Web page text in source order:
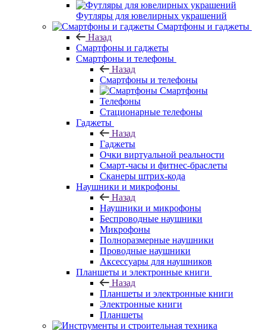
Футляры для ювелирных украшений
Смартфоны и гаджеты
Назад
Смартфоны и гаджеты
Смартфоны и телефоны
Назад
Смартфоны и телефоны
Смартфоны
Телефоны
Стационарные телефоны
Гаджеты
Назад
Гаджеты
Очки виртуальной реальности
Смарт-часы и фитнес-браслеты
Сканеры штрих-кода
Наушники и микрофоны
Назад
Наушники и микрофоны
Беспроводные наушники
Микрофоны
Полноразмерные наушники
Проводные наушники
Аксессуары для наушников
Планшеты и электронные книги
Назад
Планшеты и электронные книги
Электронные книги
Планшеты